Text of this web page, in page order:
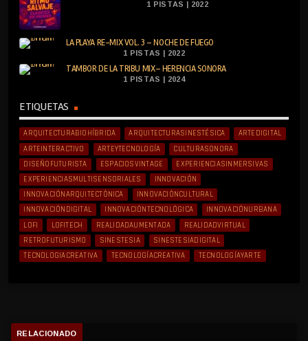
1 PISTAS | 2022
LA PLAYA RE-MIX VOL. 3 – NOCHE DE FUEGO
1 PISTAS | 2022
TAMBOR DE LA TRIBU MIX– HERENCIA SONORA
1 PISTAS | 2024
ETIQUETAS
ARQUITECTURABIOHÍBRIDA ARQUITECTURASINESTÉSICA
ARTEDIGITAL
ARTEINTERACTIVO
ARTEYTECNOLOGÍA
CULTURASONORA
DISEÑOFUTURISTA
ESPACIOSVINTAGE
EXPERIENCIASINMERSIVAS
EXPERIENCIASMULTISENSORIALES
INNOVACIÓN
INNOVACIÓNARQUITECTÓNICA
INNOVACIÓNCULTURAL
INNOVACIÓNDIGITAL
INNOVACIÓNTECNOLÓGICA
INNOVACIÓNURBANA
LOFI
LOFITECH REALIDADAUMENTADA
REALIDADVIRTUAL
RETROFUTURISMO
SINESTESIA
SINESTESIADIGITAL
TECNOLOGIACREATIVA
TECNOLOGÍACREATIVA TECNOLOGÍAYARTE
RELACIONADO